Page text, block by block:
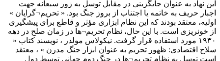
این نهاد به عنوان جایگزینی در مقابل توسل به زور سبعانه جهت
اجبار حریف به خاتمه یا اجتناب از بروز جنگ بود. « تحریم¬گرایان »
اولیه، معتقد بودند که این نظام ابزاری مؤثر و قاطع برای پیشگیری
از خونریزی است. با این حال، نظام تحریم¬ها در زمان صلح در دهه
۱۹۳۰ مورد استفاده قرار گرفت. نیکولاس مولدر ، نویسند کتاب «
سلاح اقتصادی: ظهور تحریم به عنوان ابزار جنگ مدرن » ، معتقد
است توسل به نظام تحریم¬ها در جنگ دوم جهانی توسط دول